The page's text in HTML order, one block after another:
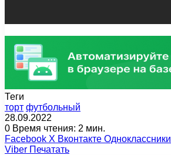
Теги
торт футбольный
28.09.2022
0 Время чтения: 2 мин.
Facebook X Вконтакте Одноклассники
Viber Печатать